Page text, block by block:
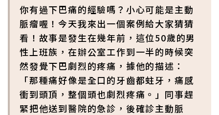
你有過下巴痛的經驗嗎？小心可能是主動
脈瘤喔！今天我來出一個案例給大家猜猜
看！故事是發生在幾年前，這位50歲的男
性上班族，在辦公室工作到一半的時候突
然發覺下巴劇烈的疼痛，據他的描述：
「那種痛好像是全口的牙齒都蛀牙，痛感
衝到頭頂，整個頭也劇烈疼痛。」同事趕
緊把他送到醫院的急診，後確診主動脈